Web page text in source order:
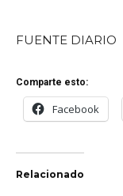
FUENTE DIARIO
Comparte esto:
Facebook
Relacionado